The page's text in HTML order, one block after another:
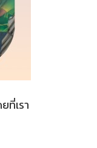
ที่เรา